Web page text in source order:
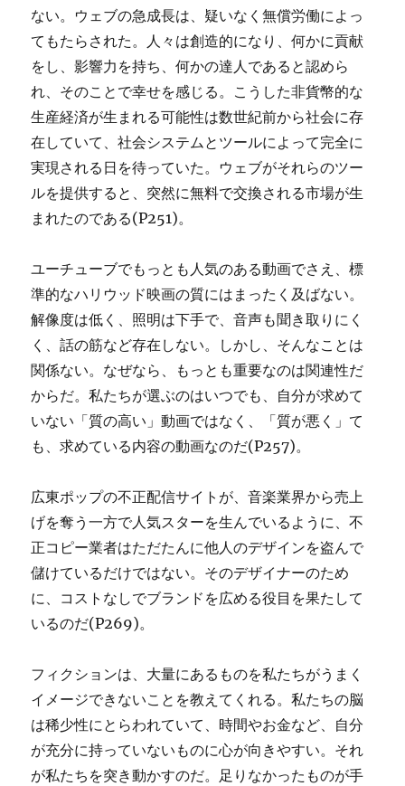
ない。ウェブの急成長は、疑いなく無償労働によっ
てもたらされた。人々は創造的になり、何かに貢献
をし、影響力を持ち、何かの達人であると認めら
れ、そのことで幸せを感じる。こうした非貨幣的な
生産経済が生まれる可能性は数世紀前から社会に存
在していて、社会システムとツールによって完全に
実現される日を待っていた。ウェブがそれらのツー
ルを提供すると、突然に無料で交換される市場が生
まれたのである(P251)。
ユーチューブでもっとも人気のある動画でさえ、標
準的なハリウッド映画の質にはまったく及ばない。
解像度は低く、照明は下手で、音声も聞き取りにく
く、話の筋など存在しない。しかし、そんなことは
関係ない。なぜなら、もっとも重要なのは関連性だ
からだ。私たちが選ぶのはいつでも、自分が求めて
いない「質の高い」動画ではなく、「質が悪く」て
も、求めている内容の動画なのだ(P257)。
広東ポップの不正配信サイトが、音楽業界から売上
げを奪う一方で人気スターを生んでいるように、不
正コピー業者はただたんに他人のデザインを盗んで
儲けているだけではない。そのデザイナーのため
に、コストなしでブランドを広める役目を果たして
いるのだ(P269)。
フィクションは、大量にあるものを私たちがうまく
イメージできないことを教えてくれる。私たちの脳
は稀少性にとらわれていて、時間やお金など、自分
が充分に持っていないものに心が向きやすい。それ
が私たちを突き動かすのだ。足りなかったものが手